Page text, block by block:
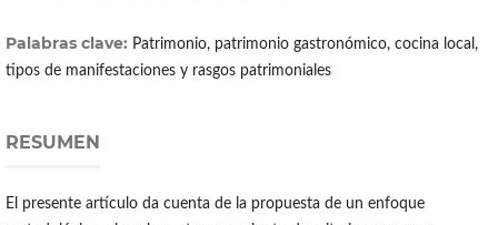
Palabras clave: Patrimonio, patrimonio gastronómico, cocina local,
tipos de manifestaciones y rasgos patrimoniales
RESUMEN
El presente artículo da cuenta de la propuesta de un enfoque